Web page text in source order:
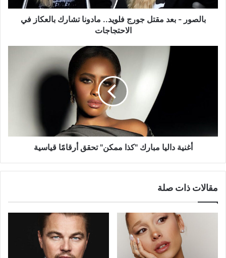
بالعكاز
بالصور - بعد مقتل جورج فلويد.. مادونا تشارك بالعكاز في
الاحتجاجات
أغنية داليا مبارك "كذا ممكن" تحقق أرقامًا قياسية
مقالات ذات صلة